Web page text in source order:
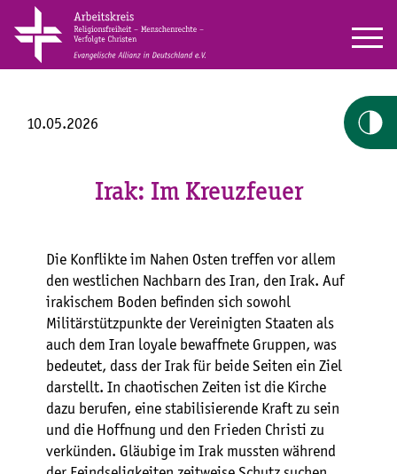
10.05.2026
Irak: Im Kreuzfeuer
Die Konflikte im Nahen Osten treffen vor allem
den westlichen Nachbarn des Iran, den Irak. Auf
irakischem Boden befinden sich sowohl
Militärstützpunkte der Vereinigten Staaten als
auch dem Iran loyale bewaffnete Gruppen, was
bedeutet, dass der Irak für beide Seiten ein Ziel
darstellt. In chaotischen Zeiten ist die Kirche
dazu berufen, eine stabilisierende Kraft zu sein
und die Hoffnung und den Frieden Christi zu
verkünden. Gläubige im Irak mussten während